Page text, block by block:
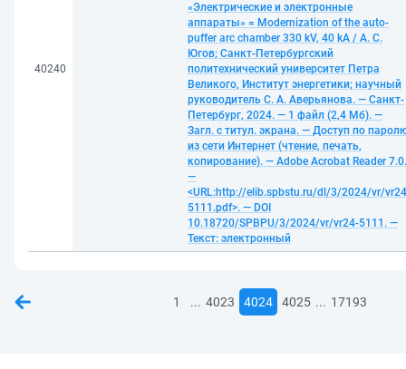
40240
«Электрические и электронные
аппараты» = Modernization of the auto-
puffer arc chamber 330 kV, 40 kA / А. С.
Югов; Санкт-Петербургский
политехнический университет Петра
Великого, Институт энергетики; научный
руководитель С. А. Аверьянова. — Санкт-
Петербург, 2024. — 1 файл (2,4 Мб). —
Загл. с титул. экрана. — Доступ по
из сети Интернет (чтение, печать,
копирование). — Adobe Acrobat Reader 7.0.
—
<URL:http://elib.spbstu.ru/dl/3/2024/vr/
5111.pdf>. — DOI
10.18720/SPBPU/3/2024/vr/vr24-5111. —
Текст: электронный
1 ... 4023 4024 4025 ... 17193